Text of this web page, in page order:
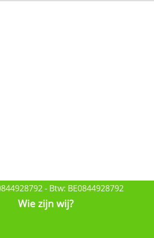
- Btw: BE0844928792
Wie zijn wij?